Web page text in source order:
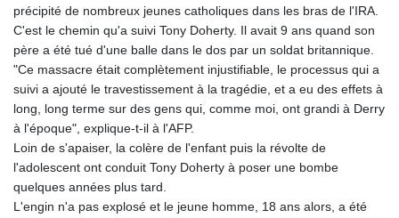
précipité de nombreux jeunes catholiques dans les bras de l'IRA.
C'est le chemin qu'a suivi Tony Doherty. Il avait 9 ans quand son
père a été tué d'une balle dans le dos par un soldat britannique.
"Ce massacre était complètement injustifiable, le processus qui a
suivi a ajouté le travestissement à la tragédie, et a eu des effets à
long, long terme sur des gens qui, comme moi, ont grandi à Derry
à l'époque", explique-t-il à l'AFP.
Loin de s'apaiser, la colère de l'enfant puis la révolte de
l'adolescent ont conduit Tony Doherty à poser une bombe
quelques années plus tard.
L'engin n'a pas explosé et le jeune homme, 18 ans alors, a été